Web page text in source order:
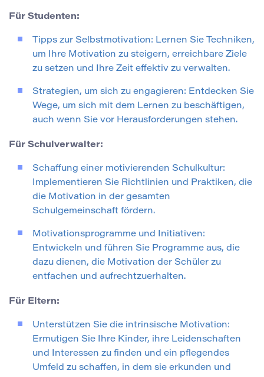
Für Studenten:
Tipps zur Selbstmotivation: Lernen Sie Techniken,
um Ihre Motivation zu steigern, erreichbare Ziele
zu setzen und Ihre Zeit effektiv zu verwalten.
Strategien, um sich zu engagieren: Entdecken Sie
Wege, um sich mit dem Lernen zu beschäftigen,
auch wenn Sie vor Herausforderungen stehen.
Für Schulverwalter:
Schaffung einer motivierenden Schulkultur:
Implementieren Sie Richtlinien und Praktiken, die
die Motivation in der gesamten
Schulgemeinschaft fördern.
Motivationsprogramme und Initiativen:
Entwickeln und führen Sie Programme aus, die
dazu dienen, die Motivation der Schüler zu
entfachen und aufrechtzuerhalten.
Für Eltern:
Unterstützen Sie die intrinsische Motivation:
Ermutigen Sie Ihre Kinder, ihre Leidenschaften
und Interessen zu finden und ein pflegendes
Umfeld zu schaffen, in dem sie erkunden und